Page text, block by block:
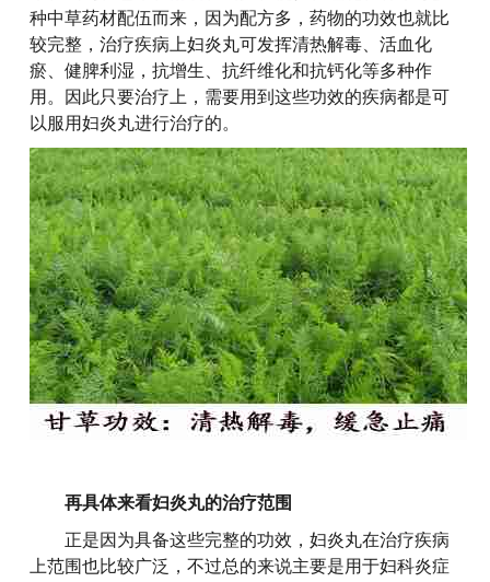
种中草药材配伍而来，因为配方多，药物的功效也就比
较完整，治疗疾病上妇炎丸可发挥清热解毒、活血化
瘀、健脾利湿，抗增生、抗纤维化和抗钙化等多种作
用。因此只要治疗上，需要用到这些功效的疾病都是可
以服用妇炎丸进行治疗的。
再具体来看妇炎丸的治疗范围
正是因为具备这些完整的功效，妇炎丸在治疗疾病
上范围也比较广泛，不过总的来说主要是用于妇科炎症